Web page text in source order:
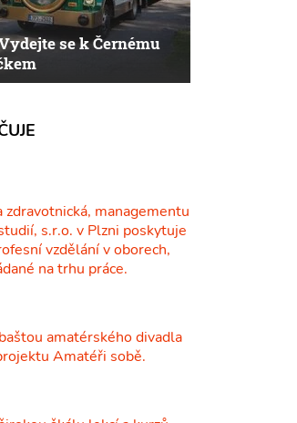
se k Černému
managementu
s.r.o. v Plzni poskytuje
vzdělání v oborech,
na trhu práce.
amatérského divadla
Amatéři sobě.